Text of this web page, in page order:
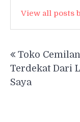
View all posts
navigation
Toko Cemilan
Terdekat Dari
Saya